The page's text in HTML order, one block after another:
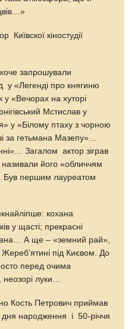
Київскої кіностудії
запрошували
«Легенді про княгиню
«Вечорах на хуторі
Мстислав у
у «Білому птаху з чорною
за гетьмана Мазепу»…
Загалом актор зіграв
називали його «обличчям
Був першим лауреатом
кохана
у щасті; прекрасні
А ще – «земний рай»,
Жереб’ятині під Києвом. До
перед очима
неозорі луки…
Кость Петрович приймав
дня народження і 50-річчя